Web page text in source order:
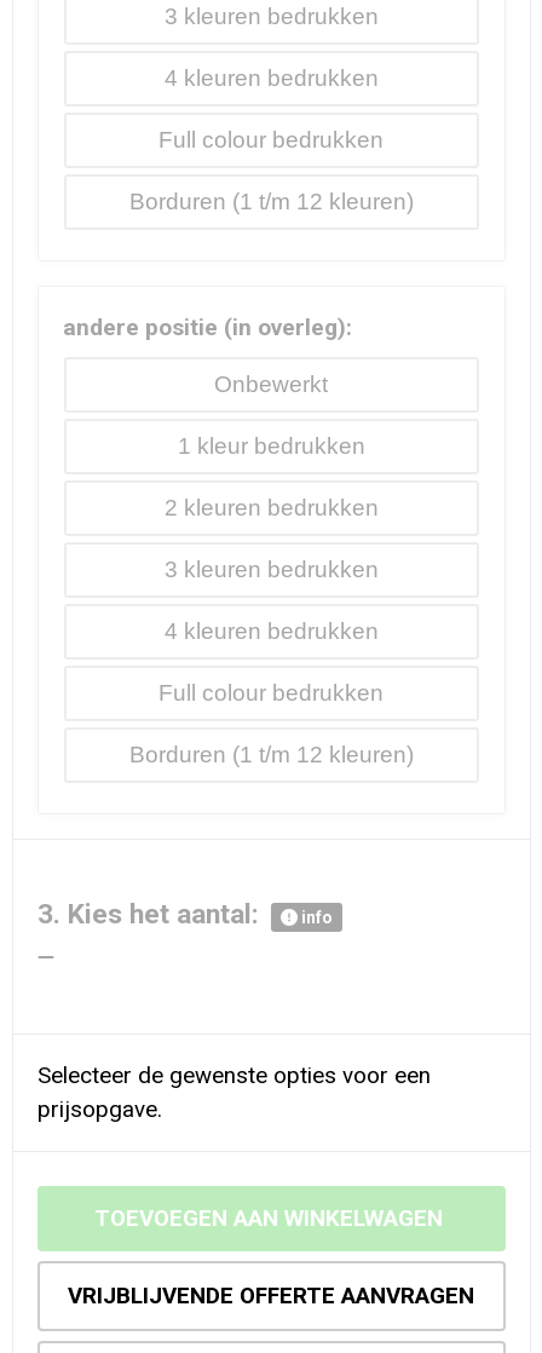
3
4
Borduren
Full colour
andere positie (in overleg):
Onbewerkt
1
2
3
4
Borduren
Full colour
3. Kies het aantal: info
Selecteer de gewenste opties voor een
prijsopgave.
TOEVOEGEN AAN WINKELWAGEN
VRIJBLIJVENDE OFFERTE AANVRAGEN